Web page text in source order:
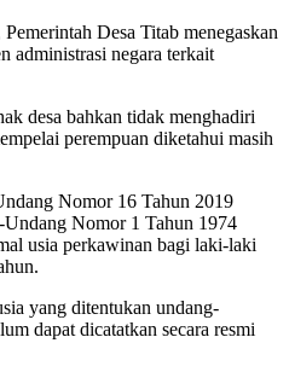
Desa Titab menegaskan
administrasi negara terkait
desa bahkan tidak menghadiri
perempuan diketahui masih
Nomor 16 Tahun 2019
Undang Nomor 1 Tahun 1974
usia perkawinan bagi laki-laki
yang ditentukan undang-
dapat dicatatkan secara resmi